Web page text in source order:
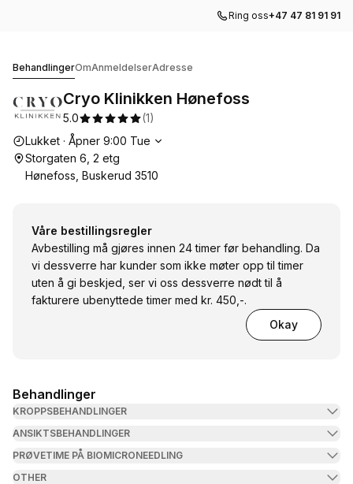
Ring oss+47 47 81 91 91
BehandlingerOmAnmeldelserAdresse
Cryo Klinikken Hønefoss
5.0 (1)
Åpningstider
Lukket · Åpner 9:00 Tue
Storgaten 6, 2 etg
Hønefoss, Buskerud 3510
Våre bestillingsregler
Avbestilling må gjøres innen 24 timer før behandling. Da
vi dessverre har kunder som ikke møter opp til timer
uten å gi beskjed, ser vi oss dessverre nødt til å
fakturere ubenyttede timer med kr. 450,-.
Okay
Behandlinger
KROPPSBEHANDLINGER
ANSIKTSBEHANDLINGER
PRØVETIME PÅ BIOMICRONEEDLING
OTHER